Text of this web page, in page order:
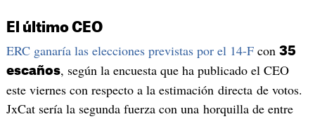
El último CEO
ERC ganaría las elecciones previstas por el 14-Fcon 35
escaños, según la encuesta que ha publicado el CEO
este viernes con respecto a la estimación directa de votos.
JxCat sería la segunda fuerza con una horquilla de entre